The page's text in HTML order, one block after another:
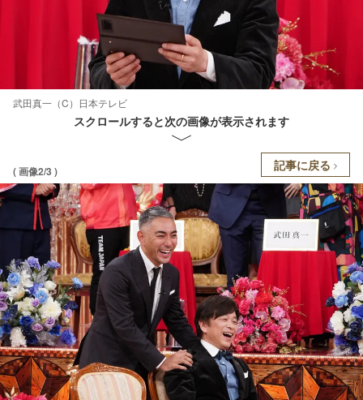
武田真一（C）日本テレビ
スクロールすると次の画像が表示されます
( 画像2/3 ) 記事に戻る